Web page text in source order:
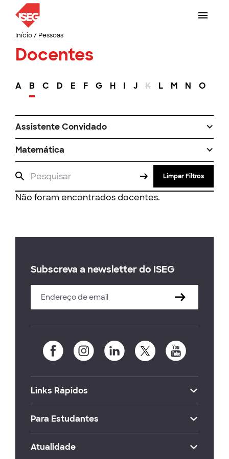
Início/ Pessoas
Docentes
A B C D E F G H I J K L M N O
Assistente Convidado
Matemática
Limpar Filtros
Não foram encontrados docentes.
Subscreva a newsletter do ISEG
Links Rápidos
Para Estudantes
Atualidade